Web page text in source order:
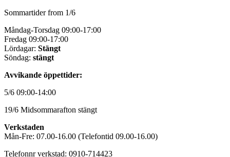
Sommartider from 1/6
Måndag-Torsdag 09:00-17:00
Fredag 09:00-17:00
Lördagar: Stängt
Söndag: stängt
Avvikande öppettider:
5/6 09:00-14:00
19/6 Midsommarafton stängt
Verkstaden
Mån-Fre: 07.00-16.00 (Telefontid 09.00-16.00)
Telefonnr verkstad: 0910-714423